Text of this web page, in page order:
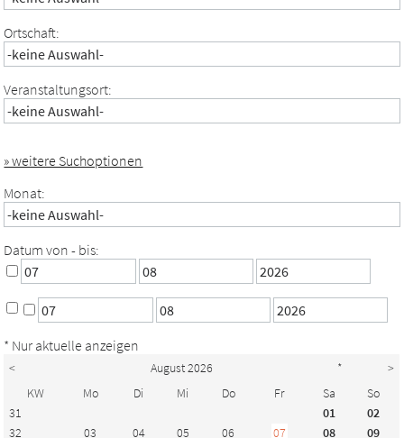
Ortschaft:
Veranstaltungsort:
» weitere Suchoptionen
Monat:
Datum von - bis:
* Nur aktuelle anzeigen
< August 2026 *
>
KW
Mo Di Mi Do Fr Sa
So
31
01
02
32
03 04 05 06 07 08
09